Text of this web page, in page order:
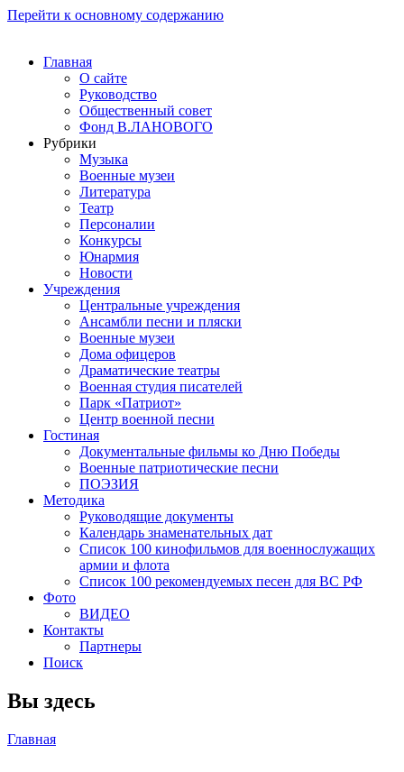
Перейти к основному содержанию
Главная
О сайте
Руководство
Общественный совет
Фонд В.ЛАНОВОГО
Рубрики
Музыка
Военные музеи
Литература
Театр
Персоналии
Конкурсы
Юнармия
Новости
Учреждения
Центральные учреждения
Ансамбли песни и пляски
Военные музеи
Дома офицеров
Драматические театры
Военная студия писателей
Парк «Патриот»
Центр военной песни
Гостиная
Документальные фильмы ко Дню Победы
Военные патриотические песни
ПОЭЗИЯ
Методика
Руководящие документы
Календарь знаменательных дат
Список 100 кинофильмов для военнослужащих
армии и флота
Список 100 рекомендуемых песен для ВС РФ
Фото
ВИДЕО
Контакты
Партнеры
Поиск
Вы здесь
Главная